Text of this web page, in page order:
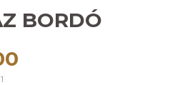
BORDÓ